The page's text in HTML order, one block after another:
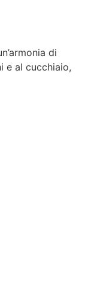
di
e al cucchiaio,